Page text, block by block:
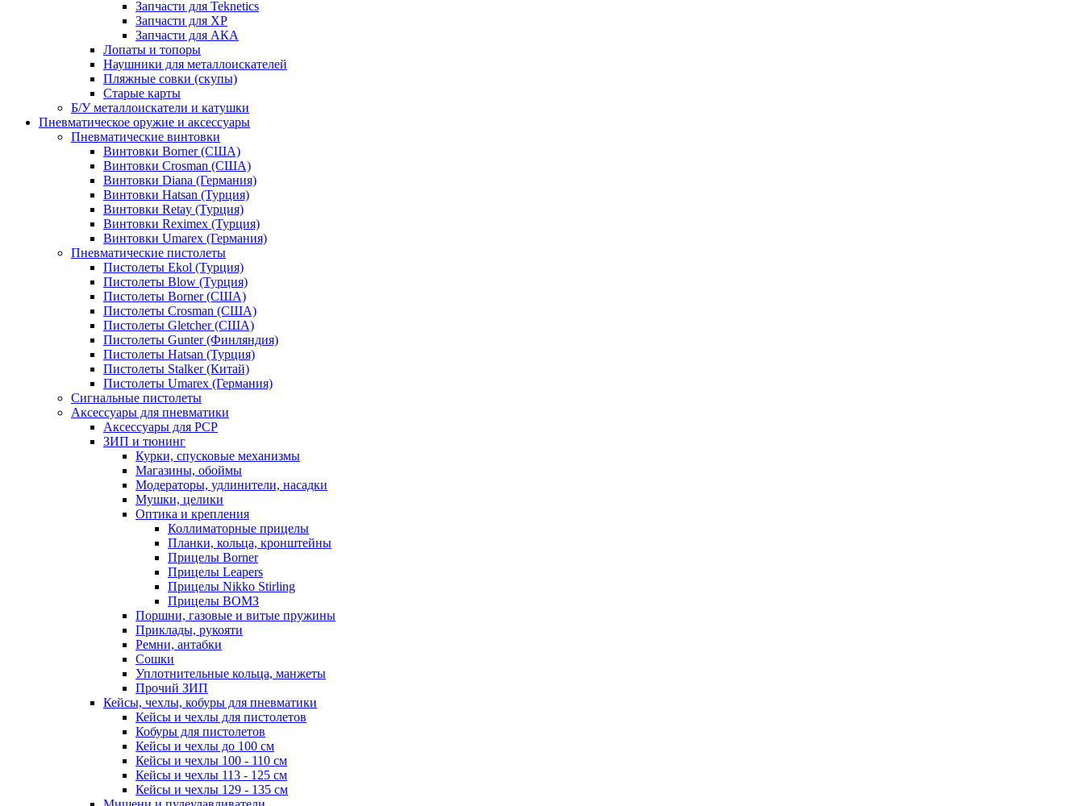
Запчасти для Teknetics
Запчасти для XP
Запчасти для АКА
Лопаты и топоры
Наушники для металлоискателей
Пляжные совки (скупы)
Старые карты
Б/У металлоискатели и катушки
Пневматическое оружие и аксессуары
Пневматические винтовки
Винтовки Borner (США)
Винтовки Crosman (США)
Винтовки Diana (Германия)
Винтовки Hatsan (Турция)
Винтовки Retay (Турция)
Винтовки Reximex (Турция)
Винтовки Umarex (Германия)
Пневматические пистолеты
Пистолеты Ekol (Турция)
Пистолеты Blow (Турция)
Пистолеты Borner (США)
Пистолеты Crosman (США)
Пистолеты Gletcher (США)
Пистолеты Gunter (Финляндия)
Пистолеты Hatsan (Турция)
Пистолеты Stalker (Китай)
Пистолеты Umarex (Германия)
Сигнальные пистолеты
Аксессуары для пневматики
Аксессуары для PCP
ЗИП и тюнинг
Курки, спусковые механизмы
Магазины, обоймы
Модераторы, удлинители, насадки
Мушки, целики
Оптика и крепления
Коллиматорные прицелы
Планки, кольца, кронштейны
Прицелы Borner
Прицелы Leapers
Прицелы Nikko Stirling
Прицелы ВОМЗ
Поршни, газовые и витые пружины
Приклады, рукояти
Ремни, антабки
Сошки
Уплотнительные кольца, манжеты
Прочий ЗИП
Кейсы, чехлы, кобуры для пневматики
Кейсы и чехлы для пистолетов
Кобуры для пистолетов
Кейсы и чехлы до 100 см
Кейсы и чехлы 100 - 110 см
Кейсы и чехлы 113 - 125 см
Кейсы и чехлы 129 - 135 см